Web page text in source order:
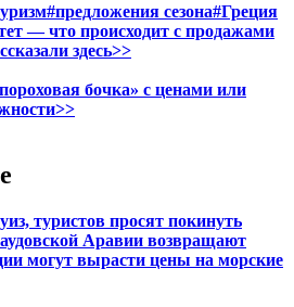
#предложения сезона#Греция
— что происходит с продажами
здесь>>
бочка» с ценами или
туристов просят покинуть
Аравии возвращают
могут вырасти цены на морские